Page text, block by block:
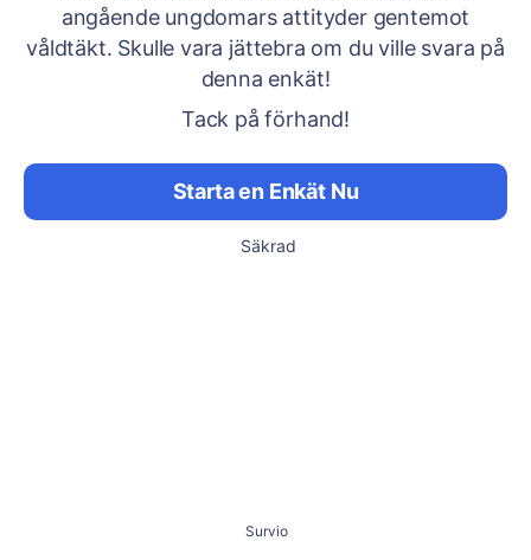
angående ungdomars attityder gentemot
våldtäkt. Skulle vara jättebra om du ville svara på
denna enkät!
Tack på förhand!
Starta en Enkät Nu
Säkrad
Survio